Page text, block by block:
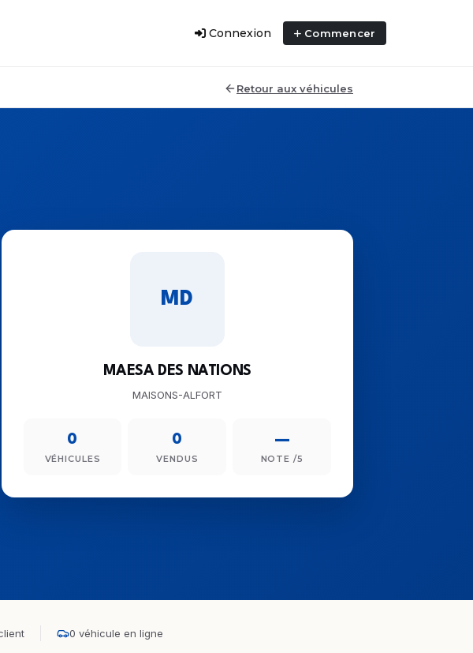
Connexion Commencer
Retour aux véhicules
MD
MAESA DES NATIONS
MAISONS-ALFORT
0
VÉHICULES
0
VENDUS
—
NOTE /5
0 véhicule en ligne